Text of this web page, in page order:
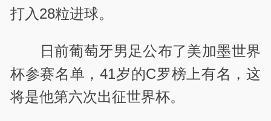
打入28粒进球。
日前葡萄牙男足公布了美加墨世界
杯参赛名单，41岁的C罗榜上有名，这
将是他第六次出征世界杯。